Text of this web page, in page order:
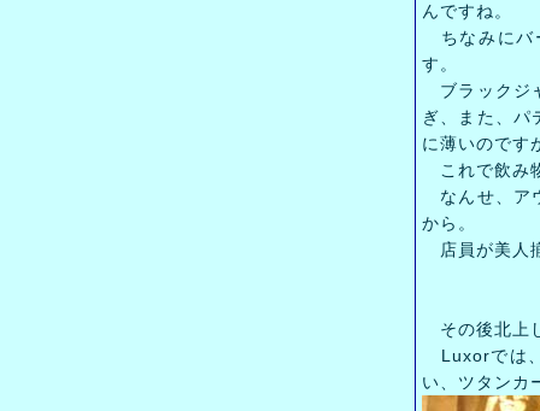
んですね。
ちなみにバ
す。
ブラックジ
ぎ、また、パ
に薄いのです
これで飲み
なんせ、ア
から。
店員が美人
その後北上
Luxorでは
い、ツタンカ